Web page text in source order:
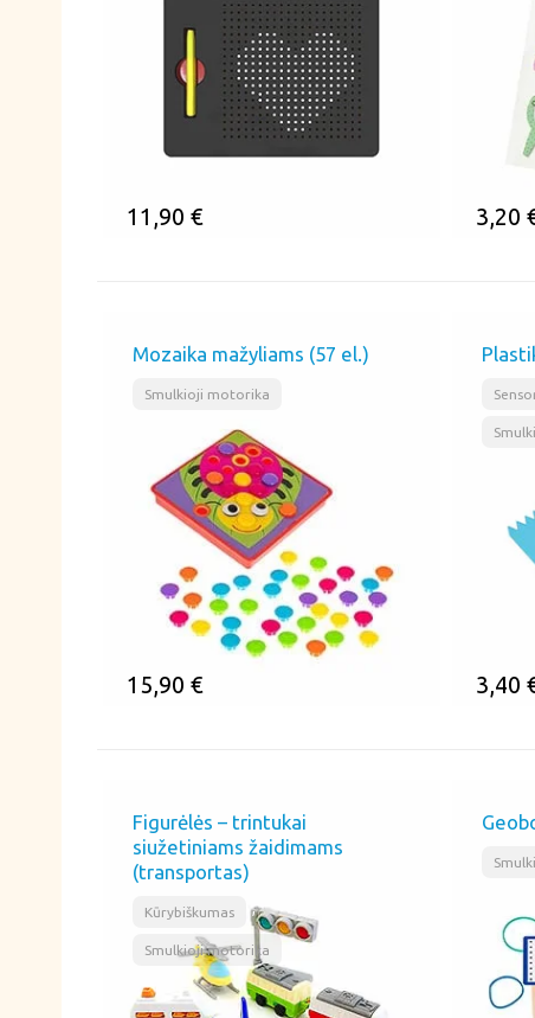
11,90 € 3,20
Mozaika mažyliams (57 el.)
Smulkioji motorika
15,90 € 3,40
Figurėlės – trintukai
siužetiniams žaidimams
(transportas)
Kūrybiškumas ,
Smulkioji motorika